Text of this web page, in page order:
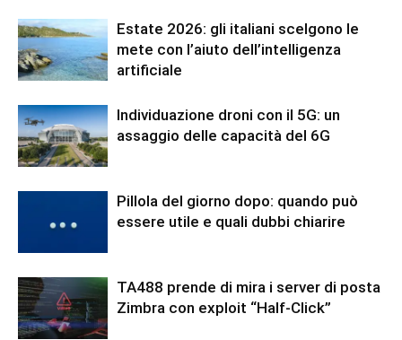
Estate 2026: gli italiani scelgono le
mete con l’aiuto dell’intelligenza
artificiale
Individuazione droni con il 5G: un
assaggio delle capacità del 6G
Pillola del giorno dopo: quando può
essere utile e quali dubbi chiarire
TA488 prende di mira i server di posta
Zimbra con exploit “Half-Click”